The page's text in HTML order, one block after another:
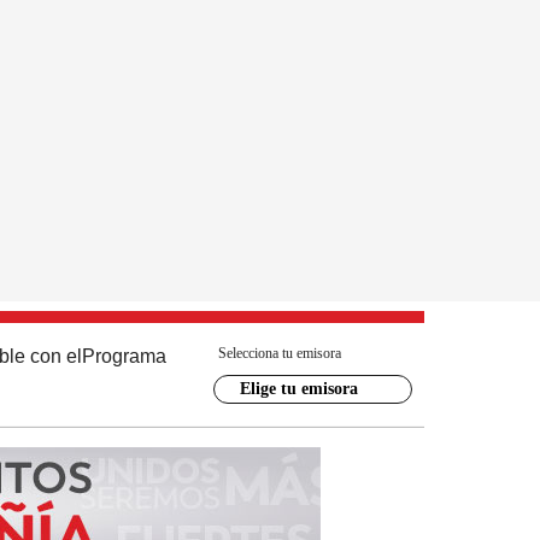
con el Programa Selecciona tu emisora
Elige tu emisora